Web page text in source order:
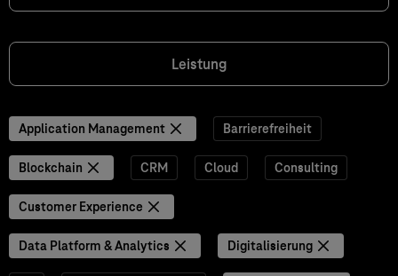
Leistung
Application Management Barrierefreiheit
Blockchain CRM Cloud Consulting
Customer Experience
Data Platform & Analytics Digitalisierung